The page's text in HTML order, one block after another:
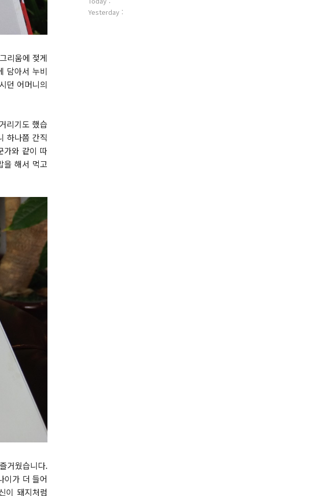
리움에 젖게
담아서 누비
던 어머니의
리기도 했습
하나쯤 간직
가와 같이 따
을 해서 먹고
거웠습니다.
이가 더 들어
이 돼지처럼
자
Yesterday :